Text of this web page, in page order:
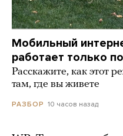
Мобильный
работает только
Расскажите, как этот
там, где вы живете
РАЗБОР 10 часов назад